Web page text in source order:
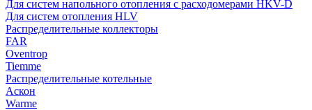
Для систем напольного отопления с расходомерами HKV-D
Для систем отопления HLV
Распределительные коллекторы
FAR
Oventrop
Tiemme
Распределительные котельные
Аскон
Warme